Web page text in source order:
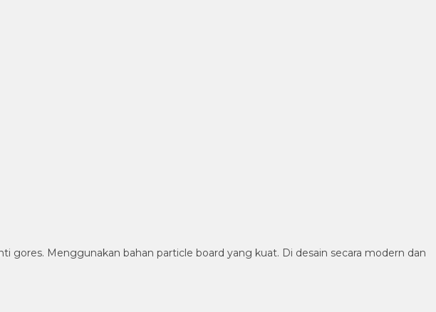
gores. Menggunakan bahan particle board yang kuat. Di desain secara modern dan